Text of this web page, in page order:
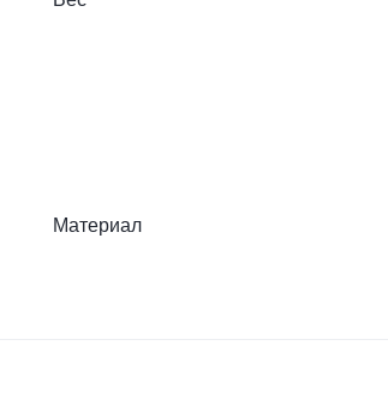
Материал